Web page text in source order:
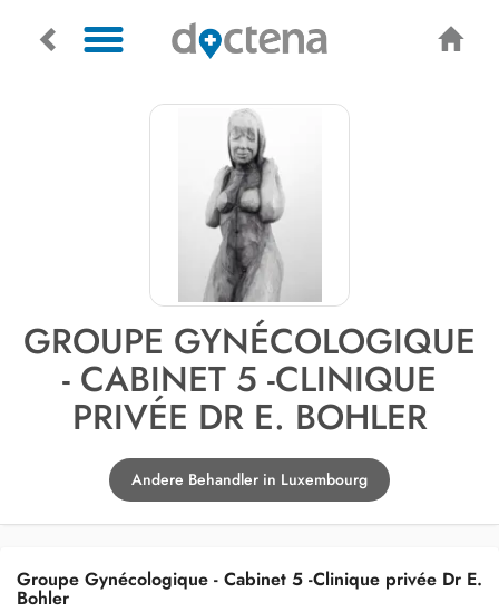
GROUPE GYNÉCOLOGIQUE
- CABINET 5 -CLINIQUE
PRIVÉE DR E. BOHLER
Andere Behandler in Luxembourg
Groupe Gynécologique - Cabinet 5 -Clinique privée Dr E.
Bohler